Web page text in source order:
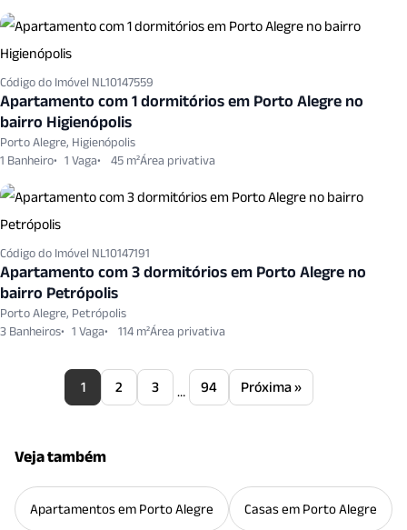
Código do Imóvel NL10147559
Apartamento com 1 dormitórios em Porto Alegre no
bairro Higienópolis
Porto Alegre, Higienópolis
1 Banheiro
1 Vaga 45 m²
Código do Imóvel NL10147191
Apartamento com 3 dormitórios em Porto Alegre no
bairro Petrópolis
Porto Alegre, Petrópolis
3 Banheiros
1 Vaga 114 m²
1 2 3 … 94 Próxima »
Veja também
Apartamentos em Porto Alegre
Casas em Porto Alegre